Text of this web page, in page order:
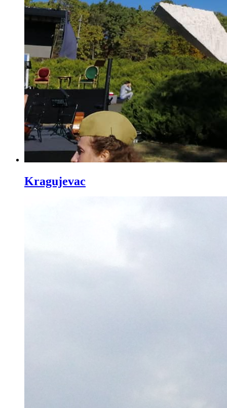
Kragujevac